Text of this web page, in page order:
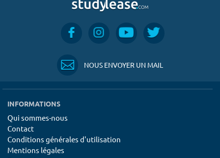
NOUS ENVOYER UN MAIL
INFORMATIONS
Qui sommes-nous
Contact
Conditions générales d'utilisation
Mentions légales